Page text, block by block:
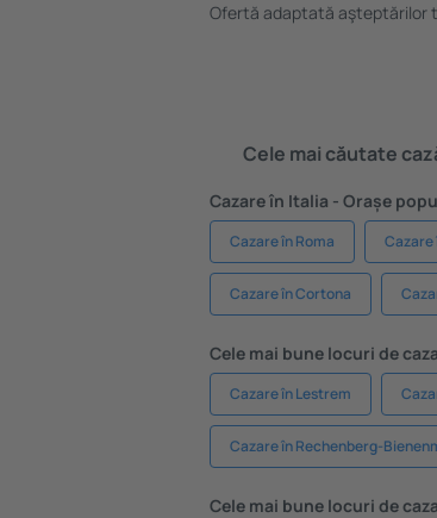
Ofertă adaptată aşteptărilor
Cele mai căutate
Cazare în Italia - Orașe
Cazare în Roma Cazare
Cazare în Cortona
Cele mai bune locuri de
Cazare în Lestrem
Cazare în Rechenberg-
Cele mai bune locuri de